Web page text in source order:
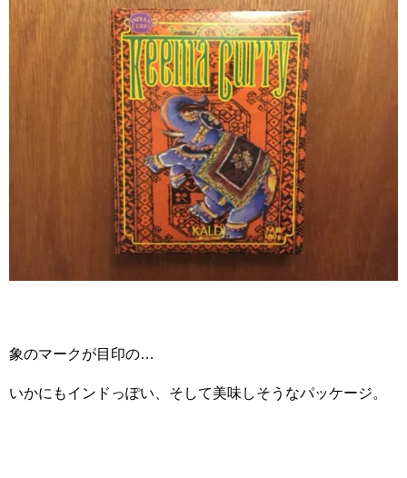
象のマークが目印の…
いかにもインドっぽい、そして美味しそうなパッケージ。